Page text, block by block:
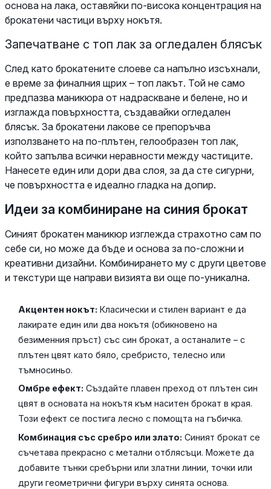
основа на лака, оставяйки по-висока концентрация на
брокатени частици върху нокътя.
Запечатване с топ лак за огледален блясък
След като брокатените слоеве са напълно изсъхнали,
е време за финалния щрих – топ лакът. Той не само
предпазва маникюра от надраскване и белене, но и
изглажда повърхността, създавайки огледален
блясък. За брокатени лакове се препоръчва
използването на по-плътен, гелообразен топ лак,
който запълва всички неравности между частиците.
Нанесете един или дори два слоя, за да сте сигурни,
че повърхността е идеално гладка на допир.
Идеи за комбиниране на синия брокат
Синият брокатен маникюр изглежда страхотно сам по
себе си, но може да бъде и основа за по-сложни и
креативни дизайни. Комбинирането му с други цветове
и текстури ще направи визията ви още по-уникална.
Акцентен нокът: Класически и стилен вариант е да
лакирате един или два нокътя (обикновено на
безименния пръст) със син брокат, а останалите – с
плътен цвят като бяло, сребристо, телесно или
тъмносиньо.
Омбре ефект: Създайте плавен преход от плътен син
цвят в основата на нокътя към наситен брокат в края.
Този ефект се постига лесно с помощта на гъбичка.
Комбинация със сребро или злато: Синият брокат се
съчетава прекрасно с метални отблясъци. Можете да
добавите тънки сребърни или златни линии, точки или
други геометрични фигури върху синята основа.